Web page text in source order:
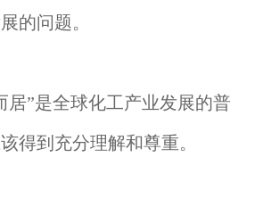
的问题。
”是全球化工产业发展的普
得到充分理解和尊重。